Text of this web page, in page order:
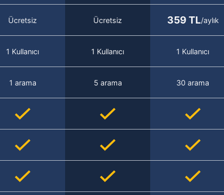
Ücretsiz Ücretsiz 359 TL/aylık
1 Kullanıcı 1 Kullanıcı 1 Kullanıcı
1 arama 5 arama 30 arama